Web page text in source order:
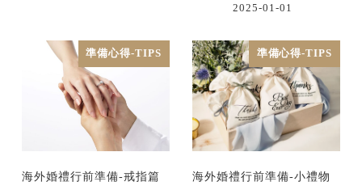
2025-01-01
準備心得-TIPS
海外婚禮行前準備-戒指篇
準備心得-TIPS
海外婚禮行前準備-小禮物